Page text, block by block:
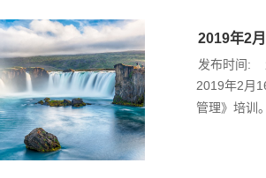
2019年2
发布时间:
2019年2月
管理》培训